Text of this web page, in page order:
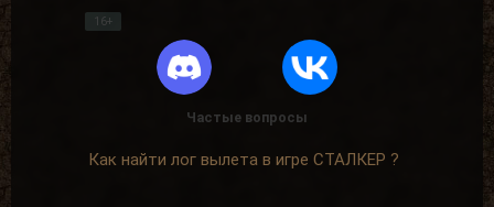
16+
Частые вопросы
Как найти лог вылета в игре СТАЛКЕР ?